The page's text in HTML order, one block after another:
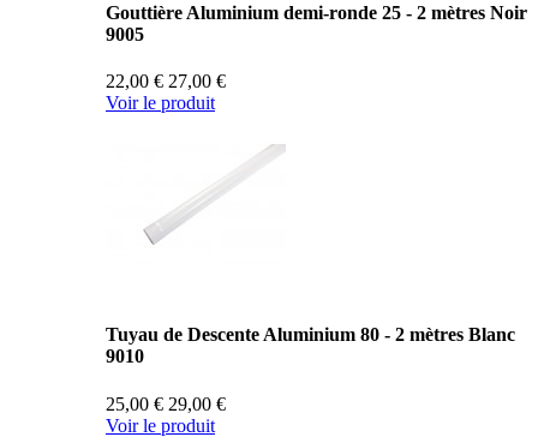
Gouttière Aluminium demi-ronde 25 - 2 mètres Noir
9005
22,00 € 27,00 €
Voir le produit
Tuyau de Descente Aluminium 80 - 2 mètres Blanc
9010
25,00 € 29,00 €
Voir le produit